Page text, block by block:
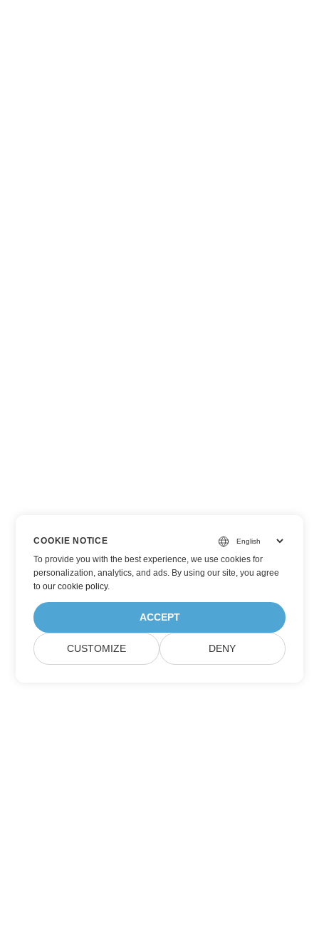
COOKIE NOTICE
To provide you with the best experience, we use cookies for
personalization, analytics, and ads. By using our site, you agree
toour cookie policy.
ACCEPT
CUSTOMIZE DENY